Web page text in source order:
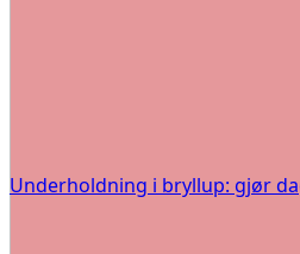
Underholdning i bryllup: gjør